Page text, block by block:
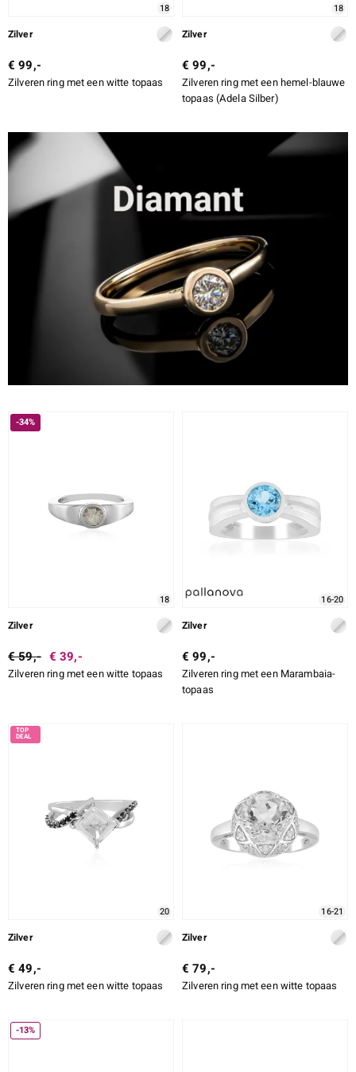
18
Zilver
€ 99,-
Zilveren ring met een witte topaas
18
Zilver
€ 99,-
Zilveren ring met een hemel-blauwe
topaas (Adela Silber)
-34%
18
Zilver
€ 59,- € 39,-
Zilveren ring met een witte topaas
16-20
Zilver
€ 99,-
Zilveren ring met een Marambaia-
topaas
20
Zilver
€ 49,-
Zilveren ring met een witte topaas
16-21
Zilver
€ 79,-
Zilveren ring met een witte topaas
-13%